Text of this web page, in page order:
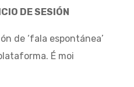
DE SESIÓN
de ‘fala espontánea’
É moi